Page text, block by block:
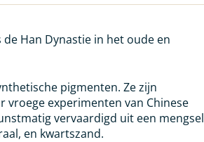
Han Dynastie in het oude en
pigmenten. Ze zijn
vroege experimenten van Chinese
vervaardigd uit een mengsel
en kwartszand.